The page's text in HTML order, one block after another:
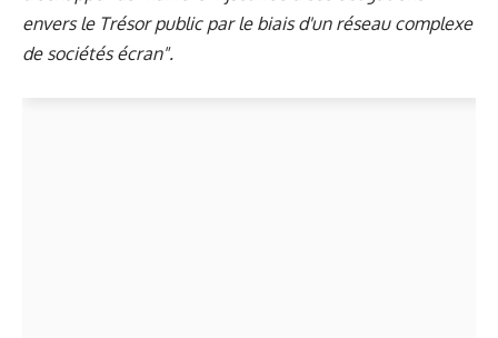
envers le Trésor public par le biais d'un réseau complexe
de sociétés écran".